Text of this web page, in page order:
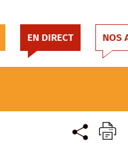
EN DIRECT NOS